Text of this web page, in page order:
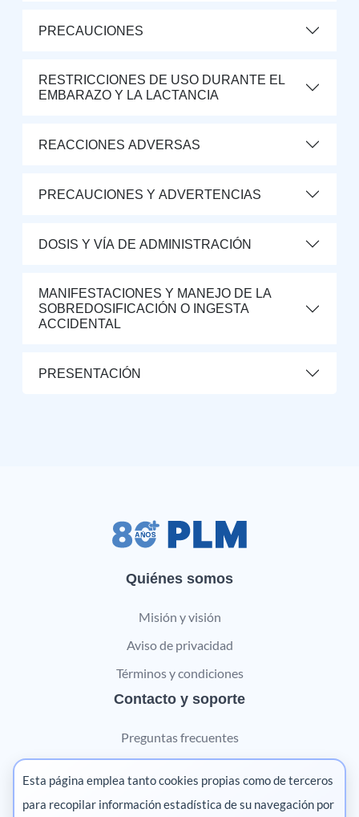
PRECAUCIONES
RESTRICCIONES DE USO DURANTE EL
EMBARAZO Y LA LACTANCIA
REACCIONES ADVERSAS
PRECAUCIONES Y ADVERTENCIAS
DOSIS Y VÍA DE ADMINISTRACIÓN
MANIFESTACIONES Y MANEJO DE LA
SOBREDOSIFICACIÓN O INGESTA
ACCIDENTAL
PRESENTACIÓN
Quiénes somos
Misión y visión
Aviso de privacidad
Términos y condiciones
Contacto y soporte
Preguntas frecuentes
Contáctanos
Marketing digital
Esta página emplea tanto cookies propias como de terceros
para recopilar información estadística de su navegación por